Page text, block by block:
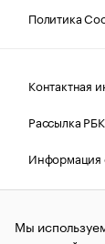
Политика
Контактная
Рассылка
Информация
Правовая
© АО
Мы